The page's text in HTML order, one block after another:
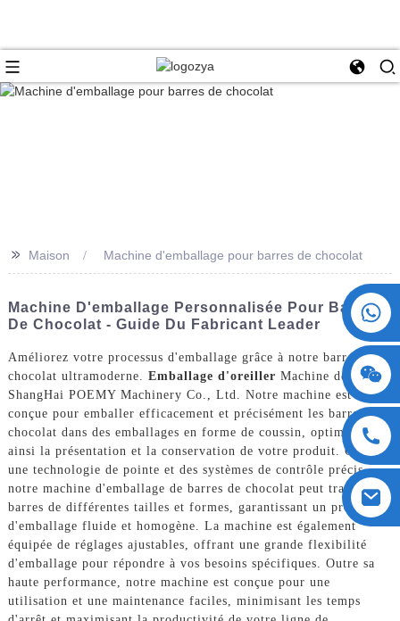
+86 15730993174
>> Maison Machine d'emballage pour barres de chocolat
Machine D'emballage Personnalisée Pour Barres
De Chocolat - Guide Du Fabricant Leader
Améliorez votre processus d'emballage grâce à notre barre de
chocolat ultramoderne. Emballage d'oreiller Machine de
ShangHai POEMY Machinery Co., Ltd. Notre machine est
conçue pour emballer efficacement et précisément les barres de
chocolat dans des emballages en forme de coussin, optimisant
ainsi la présentation et la conservation de votre produit. Grâce à
une technologie de pointe et des systèmes de contrôle précis,
notre machine d'emballage de barres de chocolat peut traiter des
barres de différentes tailles et formes, garantissant un processus
d'emballage fluide et homogène. La machine est également
équipée de réglages ajustables, offrant une grande flexibilité
d'emballage pour répondre à vos besoins spécifiques. Outre sa
haute performance, notre machine est conçue pour une
utilisation et une maintenance faciles, minimisant les temps